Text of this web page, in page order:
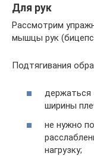
Для рук
Рассмотрим
мышцы рук
Подтягивания
держаться
ширины
не нужно
нагрузку;